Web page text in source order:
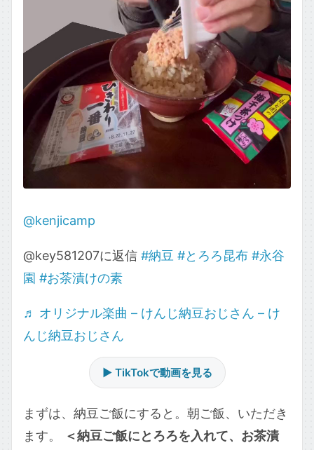
@kenjicamp
@key581207に返信 #納豆 #とろろ昆布 #永谷
園 #お茶漬けの素
♬ オリジナル楽曲 – けんじ納豆おじさん – け
んじ納豆おじさん
▶ TikTokで動画を見る
まずは、納豆ご飯にすると。朝ご飯、いただき
ます。
＜納豆ご飯にとろろを入れて、お茶漬